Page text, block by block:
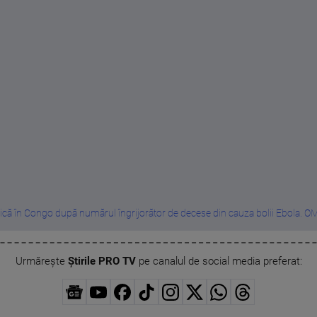
în Congo după numărul îngrijorător de decese din cauza bolii Ebola.
Urmărește Știrile PRO TVpe canalul de social media preferat: